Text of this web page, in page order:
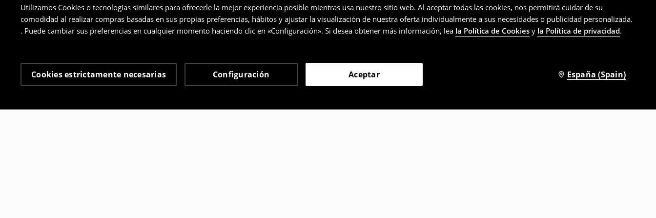
Utilizamos Cookies o tecnologías similares para ofrecerle la mejor experiencia posible mientras usa nuestro sitio web. Al aceptar todas las cookies, nos permitirá cuidar de su
comodidad al realizar compras basadas en sus propias preferencias, hábitos y ajustar la visualización de nuestra oferta individualmente a sus necesidades o publicidad personalizada.
. Puede cambiar sus preferencias en cualquier momento haciendo clic en «Configuración». Si desea obtener más información, lea la Política de Cookies y la Política de privacidad.
Cookies estrictamente necesarias Configuración Aceptar España (Spain)